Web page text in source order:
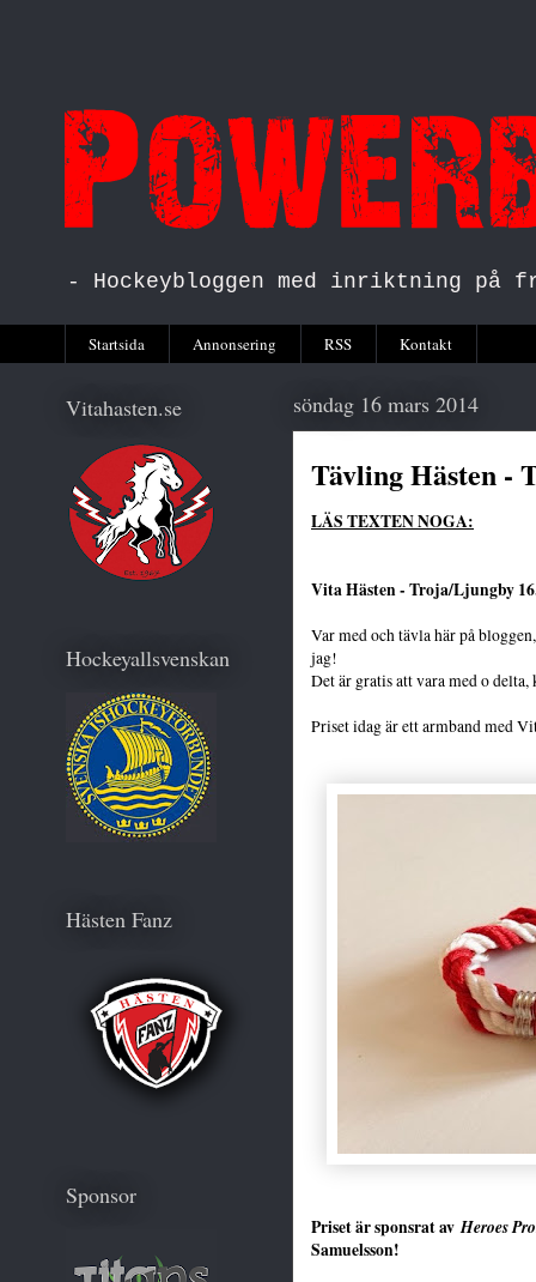
- Hockeybloggen med inriktning på
Startsida Annonsering RSS Kontakt
söndag 16 mars 2014
Tävling Hästen -
LÄS TEXTEN NOGA:
Vita Hästen - Troja/Ljungby
Var med och tävla här på
jag!
Det är gratis att vara med o
Priset idag är ett armband med
Priset är sponsrat av Heroes
Samuelsson!
Vitahasten.se
Hockeyallsvenskan
Hästen Fanz
Sponsor